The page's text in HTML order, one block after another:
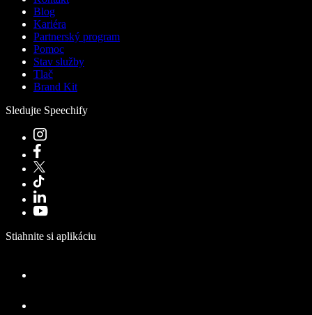
Blog
Kariéra
Partnerský program
Pomoc
Stav služby
Tlač
Brand Kit
Sledujte Speechify
Stiahnite si aplikáciu